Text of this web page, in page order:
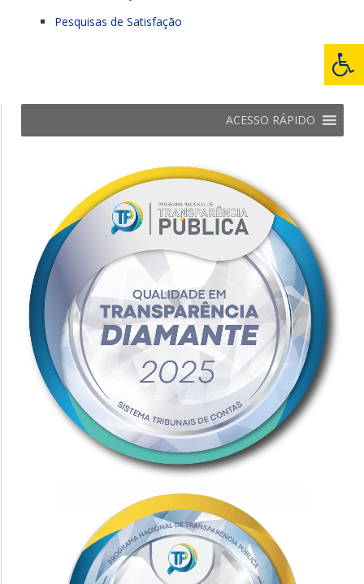
Pesquisas de Satisfação
ACESSO RÁPIDO